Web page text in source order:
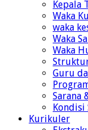
Kepala
Waka
waka
Waka
Waka
Guru
Sarana
Kondisi
Kurikuler